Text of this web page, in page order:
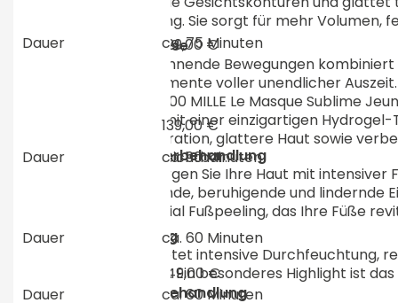
Harmonische Harfenabende
Käsefondue Abend
Winter
Golf
Technik & Ausstattung
Teamevents
Therme Oberstdorf
129,00 €
aufpolsternde Wirkung. Sie sorgt für mehr Volumen,
und klarere Konturen.ca. 75 Minuten
139,00 €
Mille Sublime Jeunesse
Genießen Sie entspannende Bewegungen
Technologien für Momente voller unendlicher
Anwendung ist der 1000 MILLE Le Masque Sublime
Behandlungsmaske mit einer einzigartigen
Feuchtigkeit, Regeneration, glattere Haut sowie
und reduziert Falten sichtbar.
ca. 90 Minuten
149,00 €
Fresh & Fruit Sommerbehandlung
Erfrischen und versorgen Sie Ihre Haut mit intensiver
bietet durchfeuchtende, beruhigende und lindernde
Highlight ist das Special Fußpeeling, das Ihre Füße
ca. 60 Minuten
Frühjahrsbehandlung
Diese Behandlung bietet intensive Durchfeuchtung,
verjüngende Wirkung. Ein besonderes Highlight ist
Hände verwöhnt.
ca. 60 Minuten
Gentleman-Herrenbehandlung